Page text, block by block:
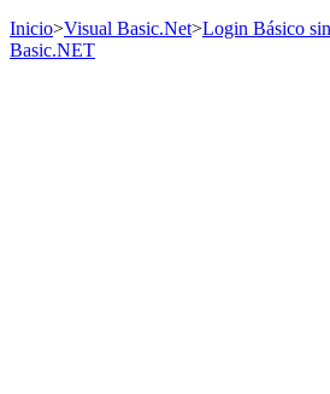
Inicio>Visual Basic.Net>Login Básico
Basic.NET